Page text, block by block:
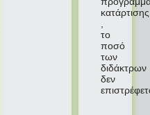
κατάρτισης
το
ποσό
των
διδάκτρων
δεν